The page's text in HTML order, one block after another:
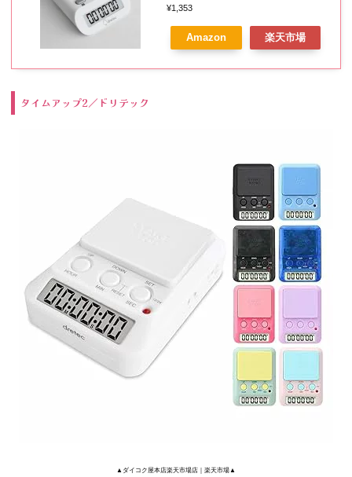
品）さらに使いやすくなった学
習タイマー
¥1,353
Amazon 楽天市場
タイムアップ2／ドリテック
▲ダイコク屋本店楽天市場店｜楽天市場▲